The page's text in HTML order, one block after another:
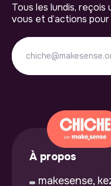
Tous les lundis, reçois
vous et d’actions
À propos
makesense,